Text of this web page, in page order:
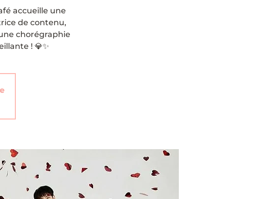
accueille une
de contenu,
chorégraphie
! 💎✨